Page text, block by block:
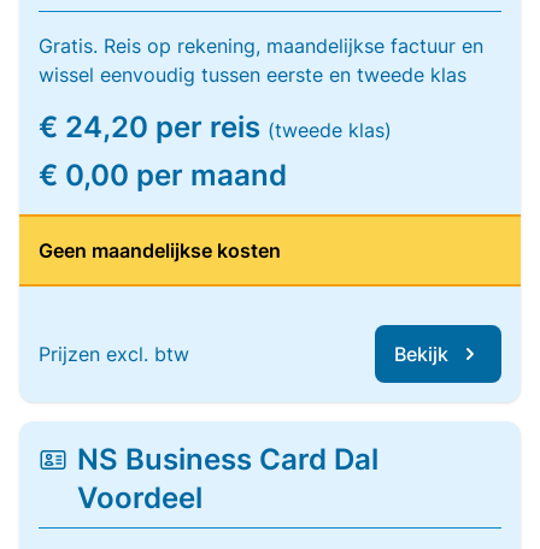
Gratis. Reis op rekening, maandelijkse factuur en
wissel eenvoudig tussen eerste en tweede klas
€ 24,20 per reis (tweede klas)
€ 0,00 per maand
Geen maandelijkse kosten
Prijzen excl. btw Bekijk
NS Business Card Dal
Voordeel